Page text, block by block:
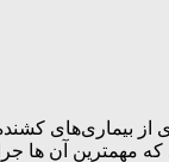
که مهمترین آن